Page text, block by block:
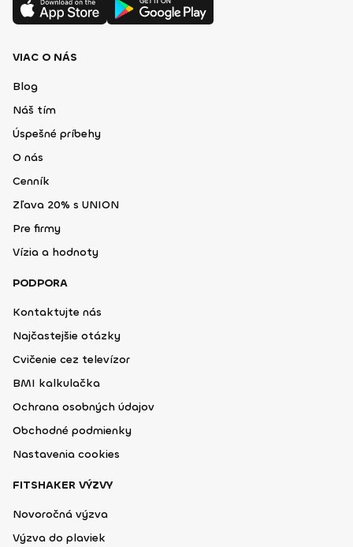
VIAC O NÁS
Blog
Náš tím
Úspešné príbehy
O nás
Cenník
Zľava 20% s UNION
Pre firmy
Vízia a hodnoty
PODPORA
Kontaktujte nás
Najčastejšie otázky
Cvičenie cez televízor
BMI kalkulačka
Ochrana osobných údajov
Obchodné podmienky
Nastavenia cookies
FITSHAKER VÝZVY
Novoročná výzva
Výzva do plaviek